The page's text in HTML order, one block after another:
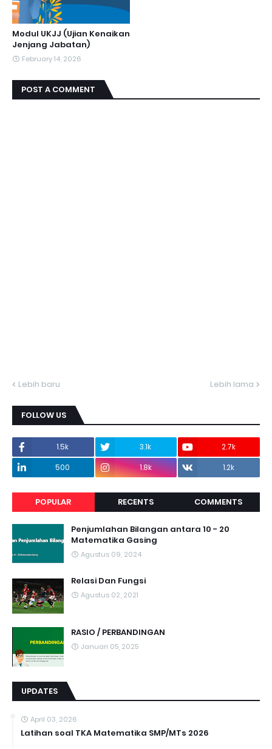
Modul UKJJ (Ujian Kenaikan
Jenjang Jabatan)
February 14, 2026
POST A COMMENT
Lebih baru Lebih lama
FOLLOW US
1.5k 3.1k
2.7k
500
1.8k 1.2k
POPULAR RECENTS COMMENTS
Penjumlahan Bilangan antara 10 - 20
Matematika Gasing
Agustus 09, 2024
Relasi Dan Fungsi
Agustus 02, 2021
RASIO / PERBANDINGAN
Januari 05, 2025
UPDATES
April 03, 2026
Latihan soal TKA Matematika SMP/MTs 2026